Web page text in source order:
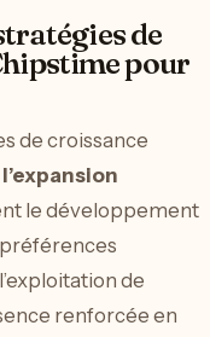
de
pour
de croissance
l’expansion
le développement
de
renforcée en